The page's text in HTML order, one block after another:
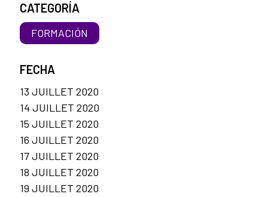
CATEGORÍA
FORMACIÓN
FECHA
13 JUILLET 2020
14 JUILLET 2020
15 JUILLET 2020
16 JUILLET 2020
17 JUILLET 2020
18 JUILLET 2020
19 JUILLET 2020